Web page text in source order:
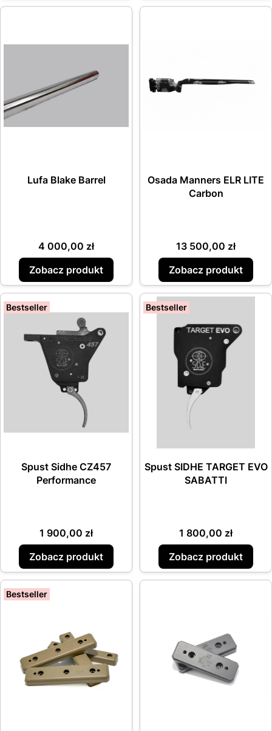
Lufa Blake Barrel
Cena
4 000,00 zł
Zobacz produkt
Osada Manners ELR LITE
Carbon
Cena
13 500,00 zł
Zobacz produkt
Bestseller
Spust Sidhe CZ457
Performance
Cena
1 900,00 zł
Zobacz produkt
Bestseller
Spust SIDHE TARGET EVO
SABATTI
Cena
1 800,00 zł
Zobacz produkt
Bestseller